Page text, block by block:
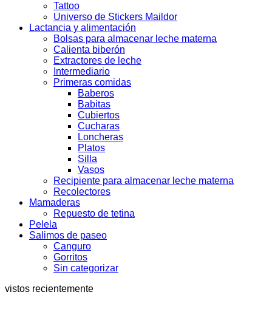
Tattoo
Universo de Stickers Maildor
Lactancia y alimentación
Bolsas para almacenar leche materna
Calienta biberón
Extractores de leche
Intermediario
Primeras comidas
Baberos
Babitas
Cubiertos
Cucharas
Loncheras
Platos
Silla
Vasos
Recipiente para almacenar leche materna
Recolectores
Mamaderas
Repuesto de tetina
Pelela
Salimos de paseo
Canguro
Gorritos
Sin categorizar
vistos recientemente